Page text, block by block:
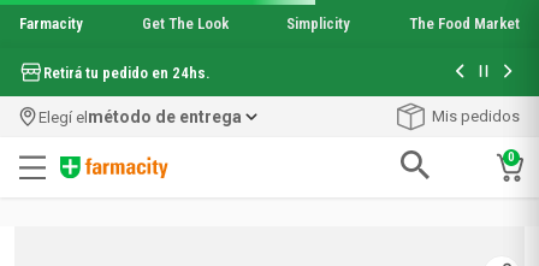
Farmacity Get The Look Simplicity The Food Market
Retirá tu pedido en 24hs. Hasta 6
Elegí elmétodo de entrega Mis pedidos
0